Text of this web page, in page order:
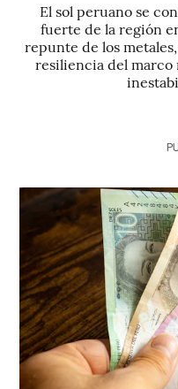
El sol peruano se
fuerte de la región
repunte de los
resiliencia del marco